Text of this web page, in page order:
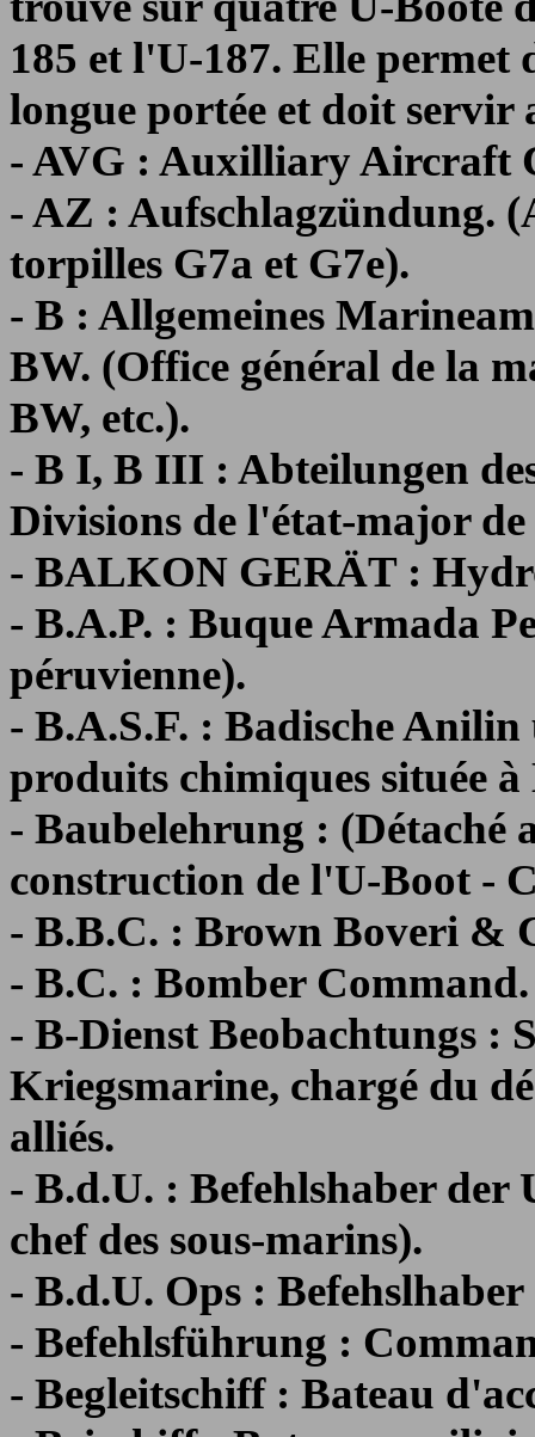
185 et l'U-187. Elle permet
longue portée et doit servir
- AVG : Auxilliary Aircraft
- AZ : Aufschlagzündung.
torpilles G7a et G7e).
- B : Allgemeines
BW. (Office général de la
BW, etc.).
- B I, B III : Abteilungen
Divisions de l'état-major
- BALKON GERÄT :
- B.A.P. : Buque Armada
péruvienne).
- B.A.S.F. : Badische
produits chimiques située
- Baubelehrung : (Détaché
construction de l'U-Boot -
- B.B.C. : Brown Boveri &
- B.C. : Bomber Command.
- B-Dienst Beobachtungs :
Kriegsmarine, chargé du
alliés.
- B.d.U. : Befehlshaber der
chef des sous-marins).
- B.d.U. Ops :
- Befehlsführung :
- Begleitschiff : Bateau